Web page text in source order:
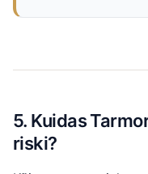
5. Kuidas
riski?